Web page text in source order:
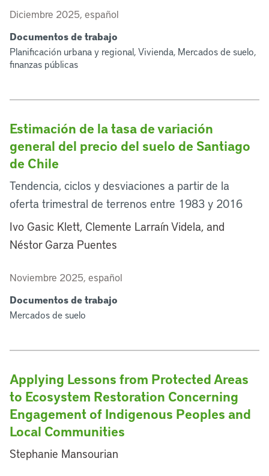
Diciembre 2025, español
Documentos de trabajo
Planificación urbana y regional, Vivienda, Mercados de suelo,
finanzas públicas
Estimación de la tasa de variación
general del precio del suelo de Santiago
de Chile
Tendencia, ciclos y desviaciones a partir de la
oferta trimestral de terrenos entre 1983 y 2016
Ivo Gasic Klett, Clemente Larraín Videla, and
Néstor Garza Puentes
Noviembre 2025, español
Documentos de trabajo
Mercados de suelo
Applying Lessons from Protected Areas
to Ecosystem Restoration Concerning
Engagement of Indigenous Peoples and
Local Communities
Stephanie Mansourian